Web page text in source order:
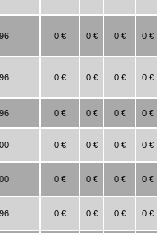
0 € 0 € 0 € 0 €
0 € 0 € 0 € 0 €
0 € 0 € 0 € 0 €
0 € 0 € 0 € 0 €
0 € 0 € 0 € 0 €
0 € 0 € 0 € 0 €